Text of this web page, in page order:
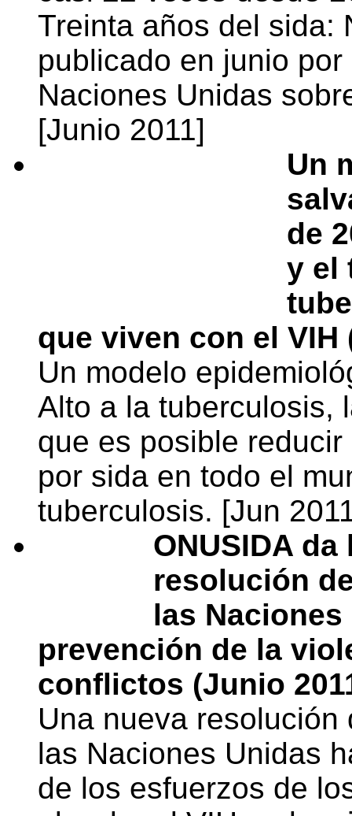
Treinta años del sida:
publicado en junio
Naciones Unidas
[Junio 2011]
Un
de
y el
que viven con el VIH
Un modelo
Alto a la tuberculosis,
que es posible
por sida en todo el
tuberculosis. [Jun
ONUSIDA
resolución
las
prevención de la
conflictos (Junio
Una nueva
las Naciones Unidas
de los esfuerzos de